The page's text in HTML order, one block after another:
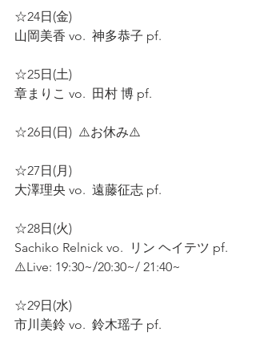
☆24日(金)
山岡美香 vo.  神多恭子 pf.
☆25日(土)
章まりこ vo.  田村 博 pf.
☆26日(日)  ⚠️お休み⚠️
☆27日(月)
大澤理央 vo.  遠藤征志 pf.
☆28日(火)
Sachiko Relnick vo.  リン ヘイテツ pf.
⚠️Live: 19:30~/20:30~/ 21:40~
☆29日(水)
市川美鈴 vo.  鈴木瑶子 pf.